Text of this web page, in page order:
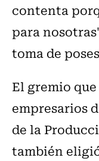
contenta
para
toma de
El gremio
empresarios
de la
también